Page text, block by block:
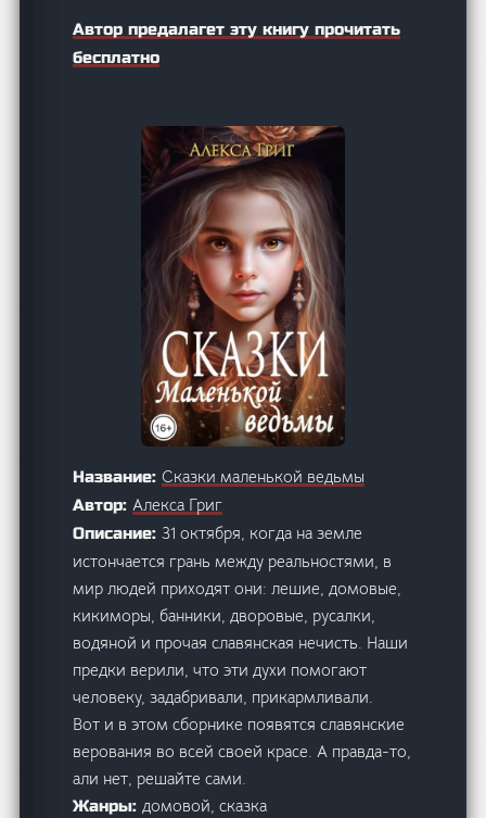
Автор предалагет эту книгу прочитать
бесплатно
Название:Сказки маленькой ведьмы
Автор:Алекса Григ
Описание:31 октября, когда на земле
истончается грань между реальностями, в
мир людей приходят они: лешие, домовые,
кикиморы, банники, дворовые, русалки,
водяной и прочая славянская нечисть. Наши
предки верили, что эти духи помогают
человеку, задабривали, прикармливали.
Вот и в этом сборнике появятся славянские
верования во всей своей красе. А правда-то,
али нет, решайте сами.
Жанры:домовой, сказка